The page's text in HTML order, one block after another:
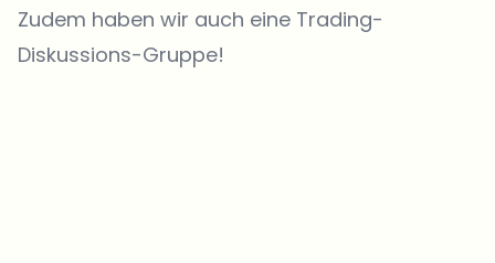
Zudem haben wir auch eine Trading-
Diskussions-Gruppe!